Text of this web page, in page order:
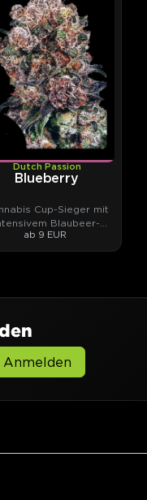
Dutch Passion
Blueberry
Cup-Sieger mit
Blaubeer-
Aroma.
ab 9 EUR
Anmelden